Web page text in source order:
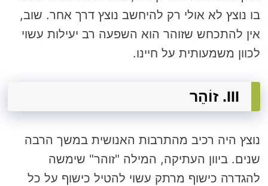
בו נוצץ לא אולי רק להיחשב נוצץ דרך אחר. שוב,
אין להתכחש שזוהר הוא השפעה רב יעילות עשוי
לכוון משמעותית על חיינו.
III. זוֹהֵר
נוצץ היה רכיב מהתרבות האנושית במשך הרבה
שנים. ביוון העתיקה, המילה "זוהר" שימשה
להגדרה כישוף מרתק עשוי להטיל כישוף על כל